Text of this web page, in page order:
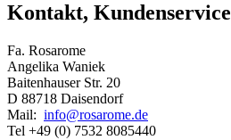
Kontakt, Kundenservice
Fa. Rosarome
Angelika Waniek
Baitenhauser Str. 20
D 88718 Daisendorf
Mail: info@rosarome.de
Tel +49 (0) 7532 8085440